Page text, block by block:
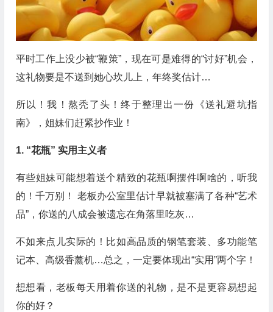
平时工作上没少被“鞭策”，现在可是难得的“讨好”机会，
这礼物要是不送到她心坎儿上，年终奖估计…
所以！我！熬秃了头！终于整理出一份《送礼避坑指
南》，姐妹们赶紧抄作业！
1. “花瓶” 实用主义者
有些姐妹可能想着送个精致的花瓶啊摆件啊啥的，听我
的！千万别！ 老板办公室里估计早就被塞满了各种“艺术
品”，你送的八成会被遗忘在角落里吃灰…
不如来点儿实际的！比如高品质的钢笔套装、多功能笔
记本、高级香薰机…总之，一定要体现出“实用”两个字！
想想看，老板每天用着你送的礼物，是不是更容易想起
你的好？